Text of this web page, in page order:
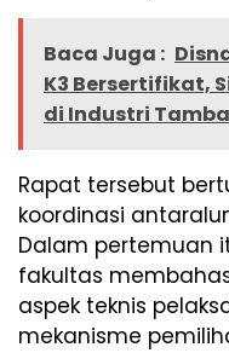
Baca Juga :
K3 Bersertifikat,
di Industri
Rapat tersebut
koordinasi
Dalam pertemuan
fakultas
aspek teknis
mekanisme